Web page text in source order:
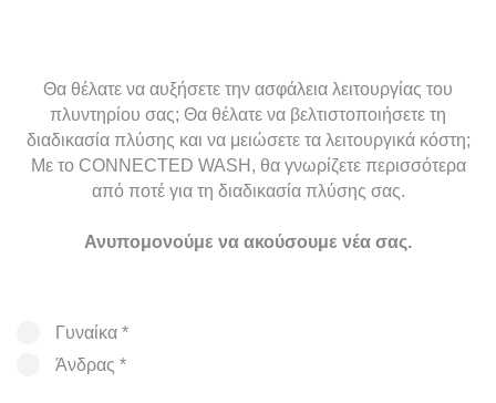
Θα θέλατε να αυξήσετε την ασφάλεια λειτουργίας του
πλυντηρίου σας; Θα θέλατε να βελτιστοποιήσετε τη
διαδικασία πλύσης και να μειώσετε τα λειτουργικά κόστη;
Με το CONNECTED WASH, θα γνωρίζετε περισσότερα
από ποτέ για τη διαδικασία πλύσης σας.
Ανυπομονούμε να ακούσουμε νέα σας.
Γυναίκα *
Άνδρας *